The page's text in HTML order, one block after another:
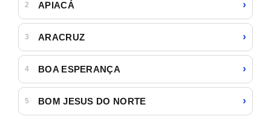
2 APIACÁ ›
3 ARACRUZ ›
4 BOA ESPERANÇA ›
5 BOM JESUS DO NORTE ›